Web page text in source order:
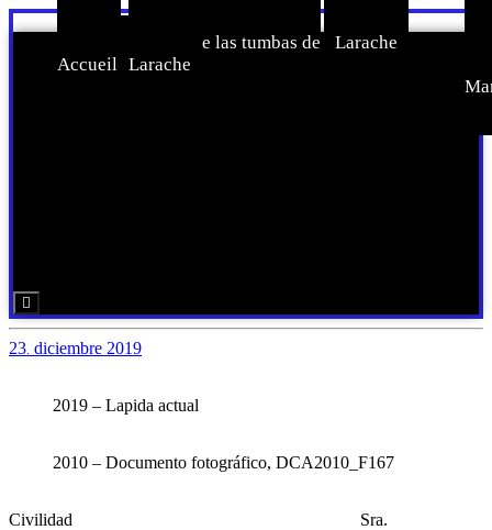
Accueil
Censo de las tumbas de
Larache
Larache
Menú conmutador hamburguesa
23. diciembre 2019
2019 – Lapida actual
2010 – Documento fotográfico, DCA2010_F167
Civilidad
Sra.